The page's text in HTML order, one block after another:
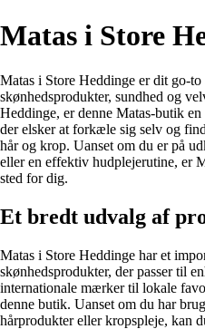
Matas i Store
Matas i Store Heddinge er dit go-
skønhedsprodukter, sundhed og
Heddinge, er denne Matas-butik
der elsker at forkæle sig selv og
hår og krop. Uanset om du er på
eller en effektiv hudplejerutine, er
sted for dig.
Et bredt udvalg af
Matas i Store Heddinge har et
skønhedsprodukter, der passer til
internationale mærker til lokale
denne butik. Uanset om du har
hårprodukter eller kropspleje, kan